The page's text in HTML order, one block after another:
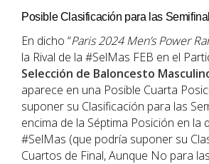
Posible Clasificación para las
En dicho “Paris 2024 Men’s Power
la Rival de la #SelMas FEB en el
Selección de Baloncesto
aparece en una Posible Cuarta
suponer su Clasificación para las
encima de la Séptima Posición en la
#SelMas (que podría suponer su
Cuartos de Final, Aunque No para